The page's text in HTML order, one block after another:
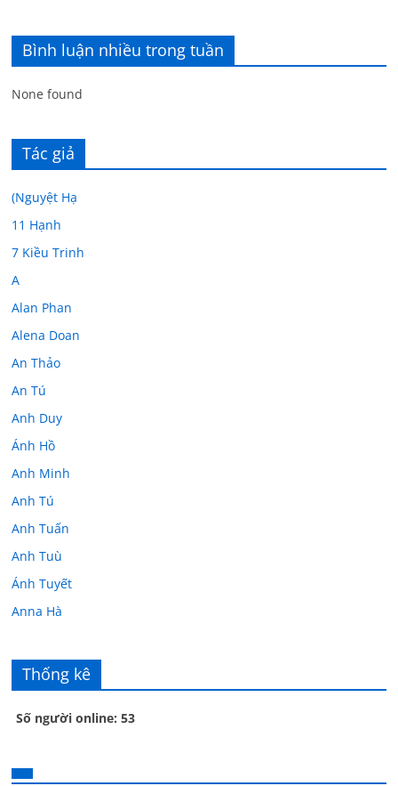
Bình luận nhiều trong tuần
None found
Tác giả
(Nguyệt Hạ
11 Hạnh
7 Kiều Trinh
A
Alan Phan
Alena Doan
An Thảo
An Tú
Anh Duy
Ánh Hồ
Anh Minh
Anh Tú
Anh Tuấn
Anh Tuù
Ánh Tuyết
Anna Hà
Âu Tú Vân
Bác sĩ Hoa
Bác sĩ Stephen Mak
Bác Đạt
Thống kê
Số người online: 53